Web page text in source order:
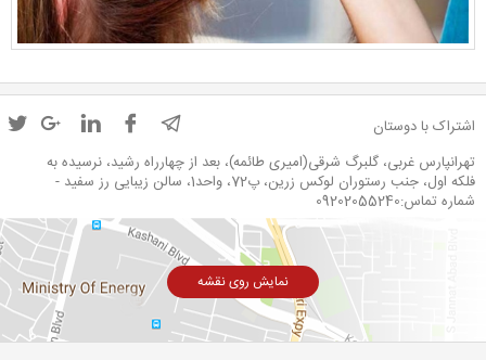
اشتراک با دوستان
تهرانپارس غربی، گلبرگ شرقی(امیری طائمه)، بعد از چهارراه رشید، نرسیده به
فلکه اول، جنب رستوران لوکس زرین، پ72، واحد1، سالن زیبایی رز سفید -
شماره تماس:09202055240
نمایش روی نقشه